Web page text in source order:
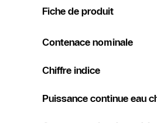
Fiche de produit
Contenace nominale
Chiffre indice
Puissance continue eau